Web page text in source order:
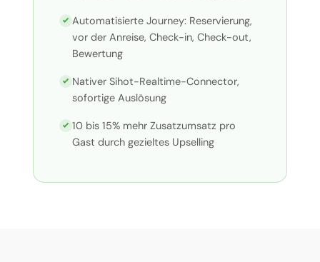
Automatisierte Journey: Reservierung,
vor der Anreise, Check-in, Check-out,
Bewertung
Nativer Sihot-Realtime-Connector,
sofortige Auslösung
10 bis 15% mehr Zusatzumsatz pro
Gast durch gezieltes Upselling